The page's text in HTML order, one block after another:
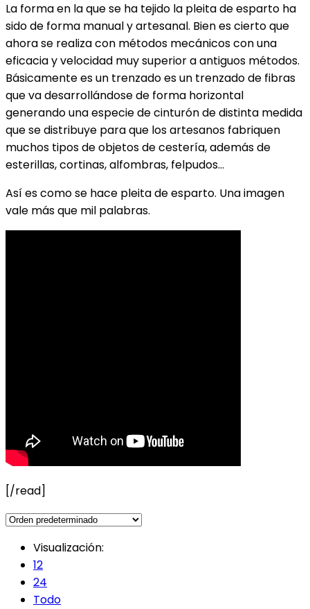
La forma en la que se ha tejido la pleita de esparto ha
sido de forma manual y artesanal. Bien es cierto que
ahora se realiza con métodos mecánicos con una
eficacia y velocidad muy superior a antiguos métodos.
Básicamente es un trenzado es un trenzado de fibras
que va desarrollándose de forma horizontal
generando una especie de cinturón de distinta medida
que se distribuye para que los artesanos fabriquen
muchos tipos de objetos de cestería, además de
esterillas, cortinas, alfombras, felpudos…
Así es como se hace pleita de esparto. Una imagen
vale más que mil palabras.
[/read]
Visualización:
12
24
Todo